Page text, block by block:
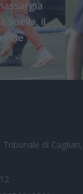
Suella, il
di Cagliari,